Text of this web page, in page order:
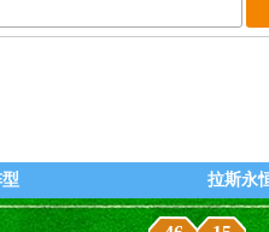
拉斯永